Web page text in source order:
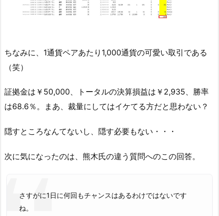
ちなみに、1通貨ペアあたり1,000通貨の可愛い取引である
（笑）
証拠金は￥50,000、トータルの決算損益は￥2,935、勝率
は68.6％。まあ、裁量にしてはイケてる方だと思わない？
隠すところなんてないし、隠す必要もない・・・
次に気になったのは、熊木氏の違う質問へのこの回答。
さすがに1日に何回もチャンスはあるわけではないです
ね。